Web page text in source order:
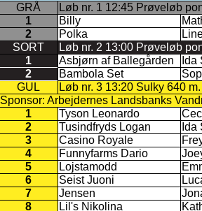
GRÅ
Løb nr. 1 12:45 Prøveløb
1
Billy
2
Polka
SORT
Løb nr. 2 13:00 Prøveløb
1
Asbjørn af Ballegården Ida
2
Bambola Set
GUL
Løb nr. 3 13:20 Sulky 640
Sponsor: Arbejdernes Landsbanks
1
Tyson Leonardo
2
Tusindfryds Logan Ida
3
Casino Royale
4
Funnyfarms Dario
5
Lojstamodd
6
Seist Juoni
7
Jensen
8
Lil's Nikolina